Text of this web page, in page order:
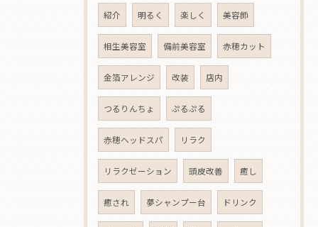
紹介 明るく 楽しく 美容師
相生美容室 備前美容室 赤穂カット
金箔アレンジ 改装 店内
つるりんちょ ぷるぷる
赤穂ヘッドスパ リラク
リラクゼーション 頭皮改善 癒し
癒され 夢シャンプー台 ドリンク